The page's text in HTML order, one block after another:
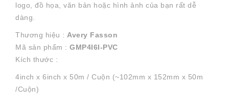
logo, đồ họa, văn bản hoặc hình ảnh của bạn rất dễ
dàng.
Thương hiệu : Avery Fasson
Mã sản phẩm : GMP4I6I-PVC
Kích thước :
4inch x 6inch x 50m / Cuộn (~102mm x 152mm x 50m
/Cuộn)